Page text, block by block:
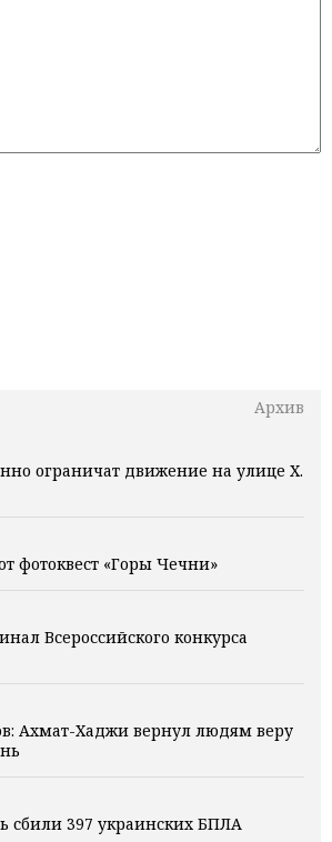
Архив
ограничат движение на улице Х.
фотоквест «Горы Чечни»
Всероссийского конкурса
Ахмат-Хаджи вернул людям веру
сбили 397 украинских БПЛА